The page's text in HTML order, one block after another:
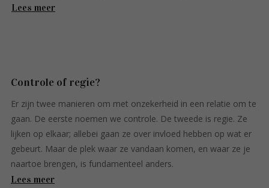
Lees meer
Controle of regie?
Er zijn twee manieren om met onzekerheid in een relatie om te
gaan. De eerste noemen we controle. De tweede is regie. Ze
lijken op elkaar; allebei gaan ze over invloed hebben op wat er
gebeurt. Maar de plek waar ze vandaan komen, en waar ze je
naartoe brengen, is fundamenteel anders.
Lees meer